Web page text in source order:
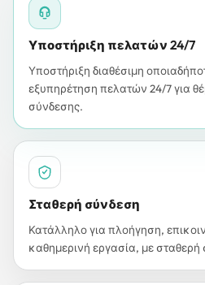
Υποστήριξη πελατών 24/7
Υποστήριξη διαθέσιμη
εξυπηρέτηση πελατών 24/7 για
σύνδεσης.
Σταθερή σύνδεση
Κατάλληλο για πλοήγηση,
καθημερινή εργασία, με σταθερή